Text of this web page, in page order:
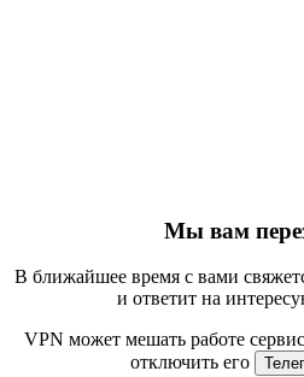
Мы вам
В ближайшее время с вами
и ответит на
VPN может мешать работе
отключить его